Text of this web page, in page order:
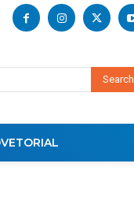
Search